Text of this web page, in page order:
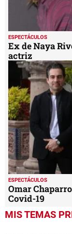
ESPECTÁCULOS
Ex de Naya
actriz
ESPECTÁCULOS
Omar
Covid-19
MIS TEMAS